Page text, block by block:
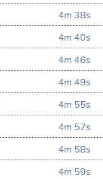
4m 38s
4m 40s
4m 46s
4m 49s
4m 55s
4m 57s
4m 58s
4m 59s